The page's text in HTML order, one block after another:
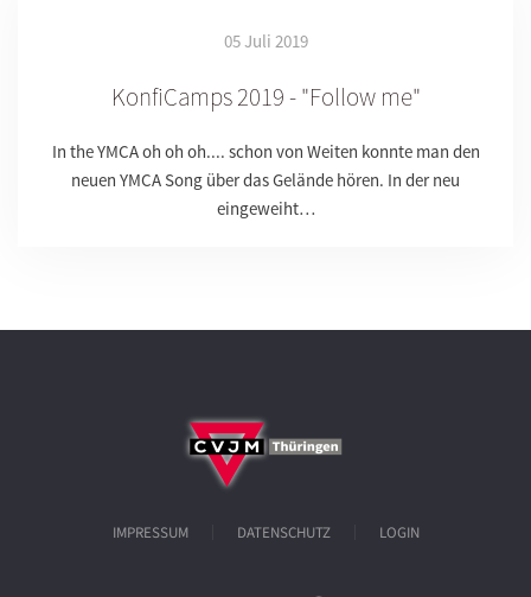
05 Juli 2019
KonfiCamps 2019 - "Follow me"
In the YMCA oh oh oh.... schon von Weiten konnte man den
neuen YMCA Song über das Gelände hören. In der neu
eingeweiht…
IMPRESSUM DATENSCHUTZ LOGIN